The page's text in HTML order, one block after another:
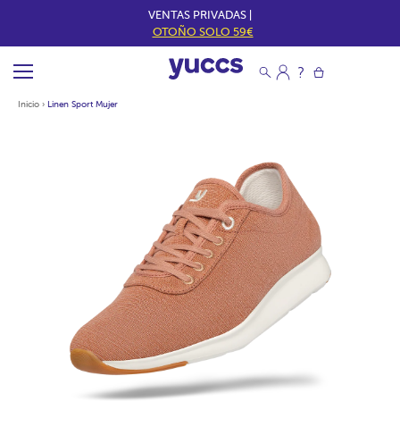
VENTAS PRIVADAS |
OTOÑO SOLO 59€
Inicio › Linen Sport Mujer